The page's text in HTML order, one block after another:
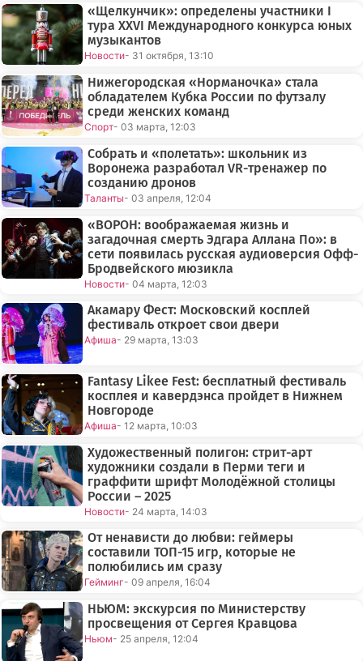
«Щелкунчик»: определены участники I
тура XXVI Международного конкурса юных
музыкантов
Новости- 31 октября, 13:10
Нижегородская «Норманочка» стала
обладателем Кубка России по футзалу
среди женских команд
Спорт- 03 марта, 12:03
Собрать и «полетать»: школьник из
Воронежа разработал VR-тренажер по
созданию дронов
Таланты- 03 апреля, 12:04
«ВОРОН: воображаемая жизнь и
загадочная смерть Эдгара Аллана По»: в
сети появилась русская аудиоверсия Офф-
Бродвейского мюзикла
Новости- 04 марта, 12:03
Акамару Фест: Московский косплей
фестиваль откроет свои двери
Афиша- 29 марта, 13:03
Fantasy Likee Fest: бесплатный фестиваль
косплея и кавердэнса пройдет в Нижнем
Новгороде
Афиша- 12 марта, 10:03
Художественный полигон: стрит-арт
художники создали в Перми теги и
граффити шрифт Молодёжной столицы
России – 2025
Новости- 24 марта, 14:03
От ненависти до любви: геймеры
составили ТОП-15 игр, которые не
полюбились им сразу
Гейминг- 09 апреля, 16:04
НЬЮМ: экскурсия по Министерству
просвещения от Сергея Кравцова
Ньюм- 25 апреля, 12:04